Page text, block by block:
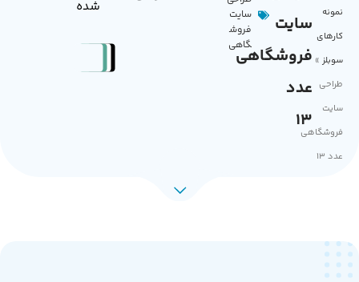
نمونه
کارهای
سوبلز »
طراحی
سایت
فروشگاهی
عدد 13
سایت
فروشگاهی
عدد
13
سایت
فروش
گاهی
شده